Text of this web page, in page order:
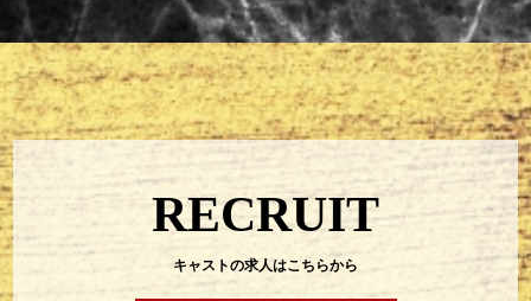
RECRUIT
キャストの求人はこちらから